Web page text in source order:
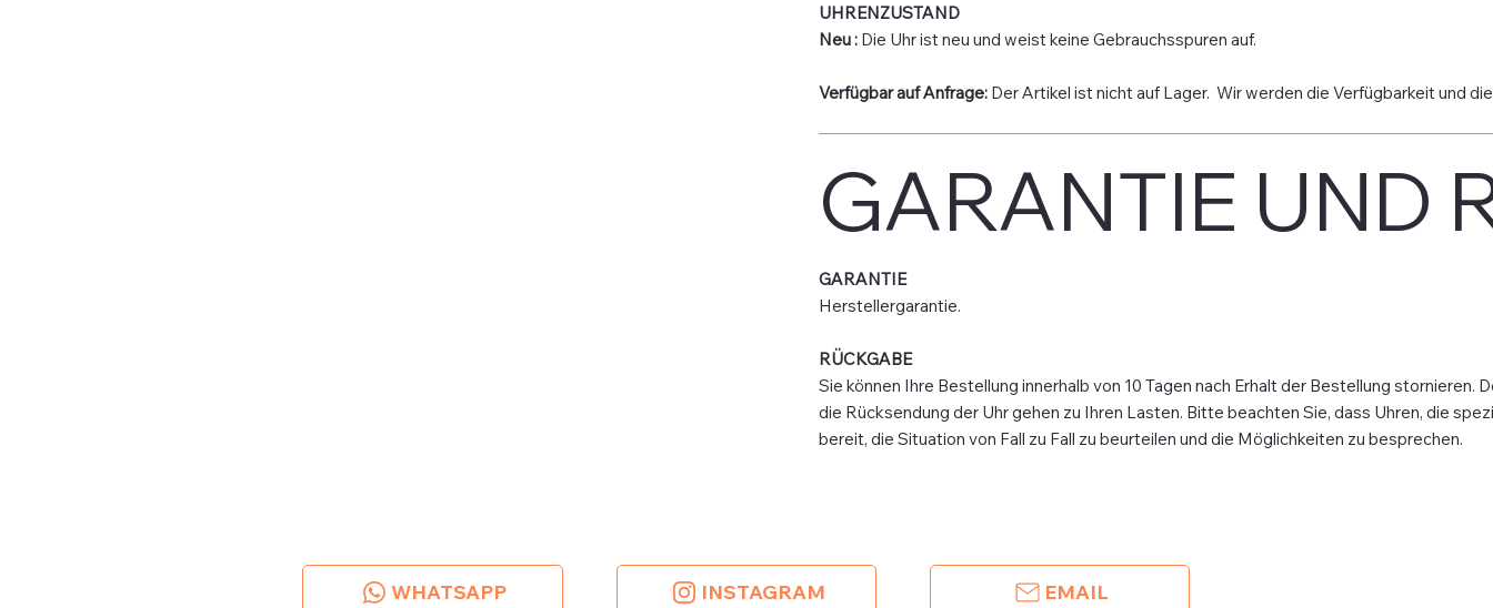
UHRENZUSTAND
Neu :Die Uhr ist neu und weist keine Gebrauchsspuren auf.
Verfügbar auf Anfrage: Der Artikel ist nicht auf Lager. Wir werden die Verfügbarkeit und
GARANTIE UND
GARANTIE
Herstellergarantie.
RÜCKGABE
Sie können Ihre Bestellung innerhalb von 10 Tagen nach Erhalt der Bestellung
die Rücksendung der Uhr gehen zu Ihren Lasten. Bitte beachten Sie, dass Uhren, die
bereit, die Situation von Fall zu Fall zu beurteilen und die Möglichkeiten zu besprechen.
WHATSAPP INSTAGRAM EMAIL